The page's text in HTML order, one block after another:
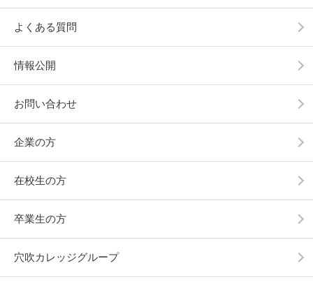
よくある質問
情報公開
お問い合わせ
企業の方
在校生の方
卒業生の方
穴吹カレッジグループ